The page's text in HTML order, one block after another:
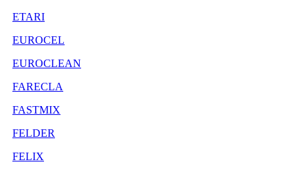
ETARI
EUROCEL
EUROCLEAN
FARECLA
FASTMIX
FELDER
FELIX